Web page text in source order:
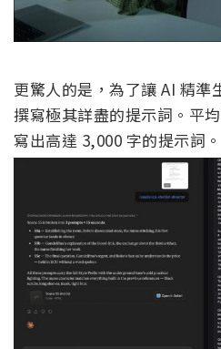
更驚人的是，為了讓 AI 精準
撰寫極其詳盡的提示詞。平
寫出高達 3,000 字的提示詞。